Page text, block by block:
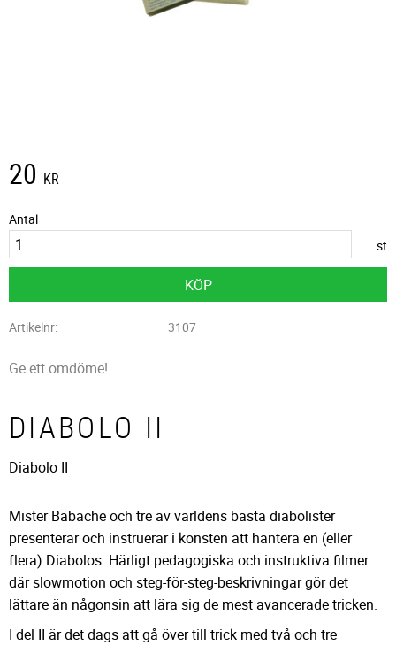
20 KR
Antal
st
KÖP
Artikelnr 3107
Ge ett omdöme!
DIABOLO II
Diabolo II
Mister Babache och tre av världens bästa diabolister
presenterar och instruerar i konsten att hantera en (eller
flera) Diabolos. Härligt pedagogiska och instruktiva filmer
där slowmotion och steg-för-steg-beskrivningar gör det
lättare än någonsin att lära sig de mest avancerade tricken.
I del II är det dags att gå över till trick med två och tre